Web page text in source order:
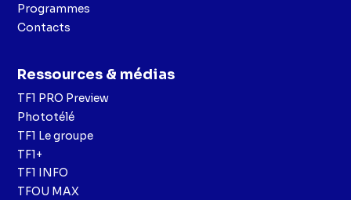
Programmes
Contacts
Ressources & médias
TF1 PRO Preview
Phototélé
TF1 Le groupe
TF1+
TF1 INFO
TFOU MAX